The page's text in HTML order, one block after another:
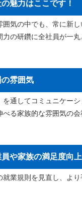
魅力はここです！
囲気の中でも、常に新
力の研鑽に全社員が一丸
雰囲気
を通してコミュニケー
べる家族的な雰囲気の会
や家族の満足度向
就業規則を見直し、よ